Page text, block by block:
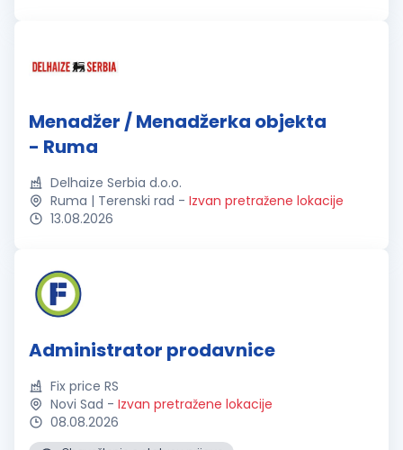
Menadžer / Menadžerka objekta
- Ruma
Delhaize Serbia d.o.o.
Ruma | Terenski rad - Izvan pretražene lokacije
13.08.2026
Administrator prodavnice
Fix price RS
Novi Sad - Izvan pretražene lokacije
08.08.2026